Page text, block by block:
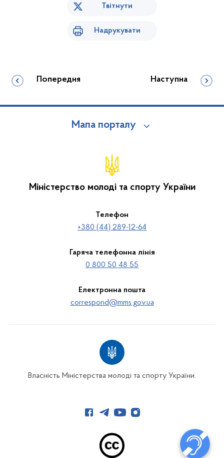
Твітнути
Надрукувати
Попередня Наступна
Мапа порталу
Міністерство молоді та спорту України
Телефон
+380 (44) 289-12-64
Гаряча телефонна лінія
0 800 50 48 55
Електронна пошта
correspond@mms.gov.ua
Власність Міністерства молоді та спорту України.